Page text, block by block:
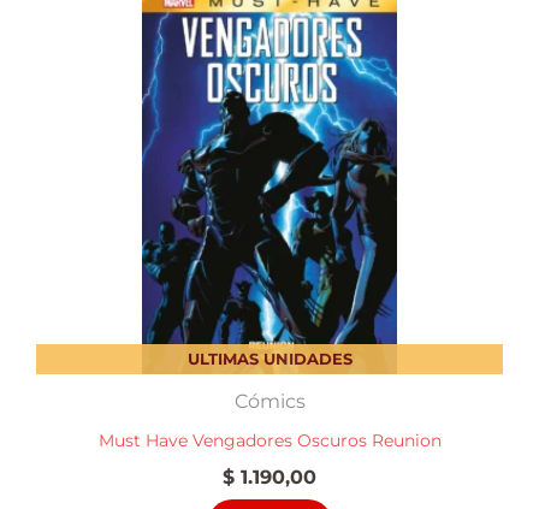
ULTIMAS UNIDADES
Cómics
Must Have Vengadores Oscuros Reunion
$ 1.190,00